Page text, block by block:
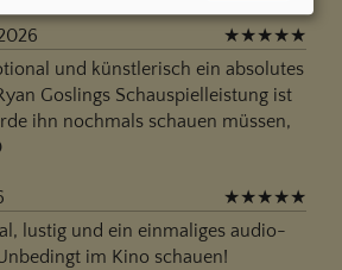
★★★★★
und künstlerisch ein absolutes
Goslings Schauspielleistung ist
ihn nochmals schauen müssen,
★★★★★
lustig und ein einmaliges audio-
im Kino schauen!